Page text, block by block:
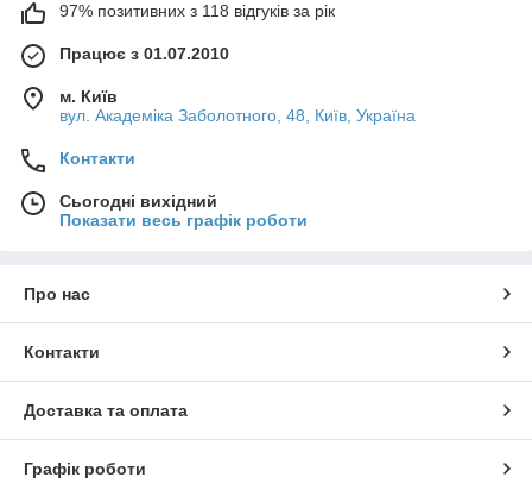
97% позитивних з 118 відгуків за рік
Працює з 01.07.2010
м. Київ
вул. Академіка Заболотного, 48, Київ, Україна
Контакти
Сьогодні вихідний
Показати весь графік роботи
Про нас
Контакти
Доставка та оплата
Графік роботи